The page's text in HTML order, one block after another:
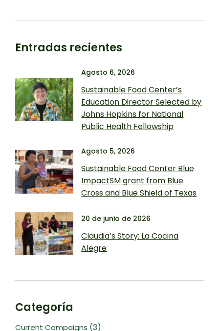
Entradas recientes
Agosto 6, 2026
Sustainable Food Center’s
Education Director Selected by
Johns Hopkins for National
Public Health Fellowship
Agosto 5, 2026
Sustainable Food Center Blue
ImpactSM grant from Blue
Cross and Blue Shield of Texas
20 de junio de 2026
Claudia’s Story: La Cocina
Alegre
Categoría
Current Campaigns (3)